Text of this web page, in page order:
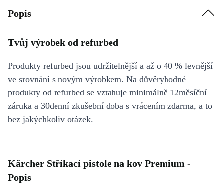
Popis
Tvůj výrobek od refurbed
Produkty refurbed jsou udržitelnější a až o 40 % levnější
ve srovnání s novým výrobkem. Na důvěryhodné
produkty od refurbed se vztahuje minimálně 12měsíční
záruka a 30denní zkušební doba s vrácením zdarma, a to
bez jakýchkoliv otázek.
Kärcher Stříkací pistole na kov Premium -
Popis